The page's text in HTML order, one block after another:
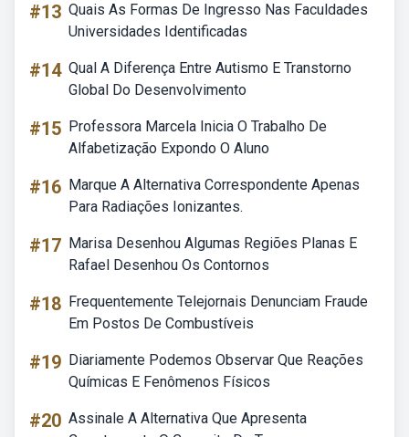
#13 Quais As Formas De Ingresso Nas Faculdades
Universidades Identificadas
#14 Qual A Diferença Entre Autismo E Transtorno
Global Do Desenvolvimento
#15 Professora Marcela Inicia O Trabalho De
Alfabetização Expondo O Aluno
#16 Marque A Alternativa Correspondente Apenas
Para Radiações Ionizantes.
#17 Marisa Desenhou Algumas Regiões Planas E
Rafael Desenhou Os Contornos
#18 Frequentemente Telejornais Denunciam Fraude
Em Postos De Combustíveis
#19 Diariamente Podemos Observar Que Reações
Químicas E Fenômenos Físicos
#20 Assinale A Alternativa Que Apresenta